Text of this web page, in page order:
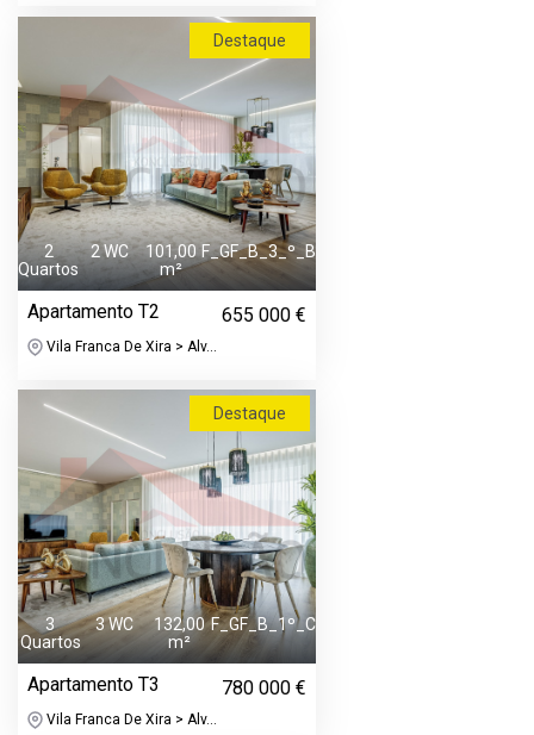
Destaque
2
Quartos
2 WC
101,00
m²
F_GF_B_3_º_B
Apartamento T2 655 000 €
Vila Franca De Xira > Alv...
Destaque
3
Quartos
3 WC
132,00
m²
F_GF_B_1º_C
Apartamento T3 780 000 €
Vila Franca De Xira > Alv...